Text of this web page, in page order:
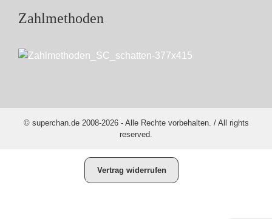
Zahlmethoden
© superchan.de 2008-2026 - Alle Rechte vorbehalten. / All rights
reserved.
Vertrag widerrufen